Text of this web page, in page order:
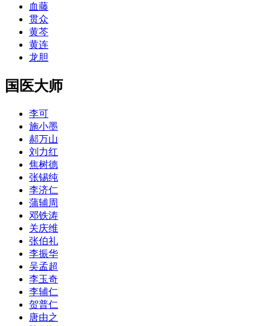
血藤
贯众
黄芩
黄连
龙胆
国医大师
李可
施小墨
郝万山
刘力红
焦树德
张锡纯
李济仁
蒲辅周
邓铁涛
关庆维
张伯礼
李振华
吴孟超
李玉奇
李辅仁
贺普仁
唐由之